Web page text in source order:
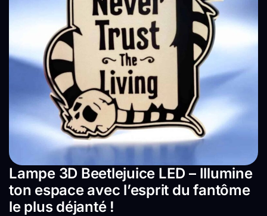
Lampe 3D Beetlejuice LED – Illumine
ton espace avec l’esprit du fantôme
le plus déjanté !